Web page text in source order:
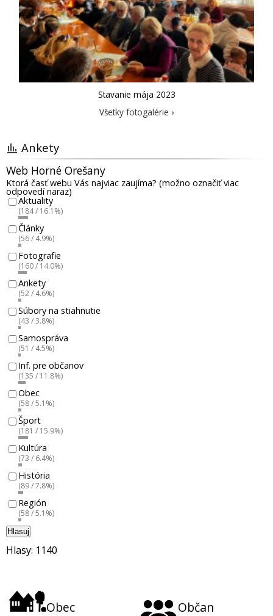
Stavanie mája 2023
Všetky fotogalérie ›
Ankety
Web Horné Orešany
Ktorá časť webu Vás najviac zaujíma? (možno označiť viac
odpovedí naraz)
Aktuality
(184 / 16.1%)
Články
(56 / 4.9%)
Fotografie
(160 / 14.0%)
Ankety
(52 / 4.6%)
Súbory na stiahnutie
(43 / 3.8%)
Samospráva
(51 / 4.5%)
Inf. pre občanov
(135 / 11.8%)
Obec
(58 / 5.1%)
Šport
(181 / 15.9%)
Kultúra
(73 / 6.4%)
História
(89 / 7.8%)
Región
(58 / 5.1%)
Hlasuj
Hlasy: 1140
Obec Občan